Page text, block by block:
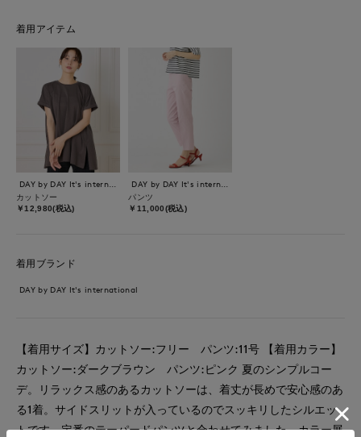
着用アイテム
カットソー
￥12,980(税込)
パンツ
￥11,000(税込)
着用ブランド
DAY by DAY It's international
【着用サイズ】カットソー:フリー パンツ:11号 【着用カラー】
カットソー:ダークブラウン パンツ:ピンク 夏のシンプルコー
デ。リラックス感のあるカットソーは、着丈が長めで安心感のあ
る1着。サイドスリットが入っているのでスッキリしたシルエッ
トです。定番のテーパードパンツと合わせてみました。カラー展